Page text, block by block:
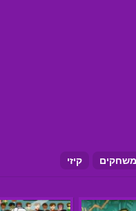
משחקים קיזי